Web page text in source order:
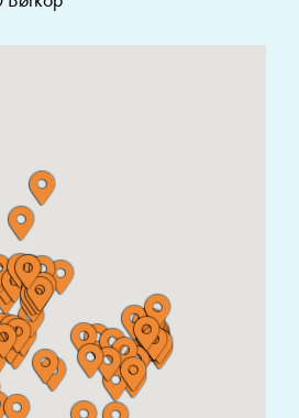
7323 Give